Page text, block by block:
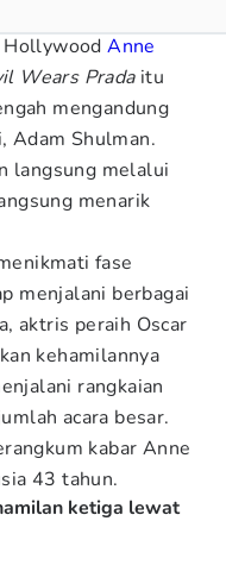
HollywoodAnne
Wears Pradaitu
mengandung
Adam Shulman.
langsung melalui
menarik
fase
menjalani berbagai
aktris peraih Oscar
kehamilannya
rangkaian
acara besar.
kabar Anne
43 tahun.
ketiga lewat